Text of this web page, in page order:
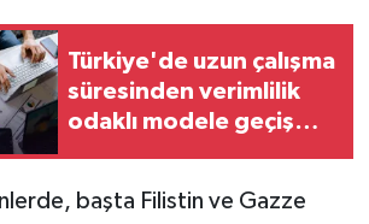
Türkiye'de uzun çalışma
süresinden verimlilik
odaklı modele geçiş
başta Filistin ve Gazze